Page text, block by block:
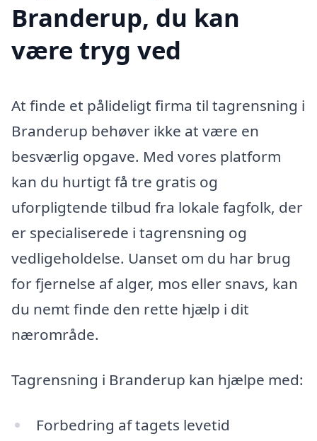
Branderup, du kan
være tryg ved
At finde et pålideligt firma til tagrensning i
Branderup behøver ikke at være en
besværlig opgave. Med vores platform
kan du hurtigt få tre gratis og
uforpligtende tilbud fra lokale fagfolk, der
er specialiserede i tagrensning og
vedligeholdelse. Uanset om du har brug
for fjernelse af alger, mos eller snavs, kan
du nemt finde den rette hjælp i dit
nærområde.
Tagrensning i Branderup kan hjælpe med:
Forbedring af tagets levetid